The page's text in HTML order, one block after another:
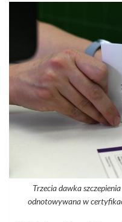
Trzecia dawka
odnotowywana w